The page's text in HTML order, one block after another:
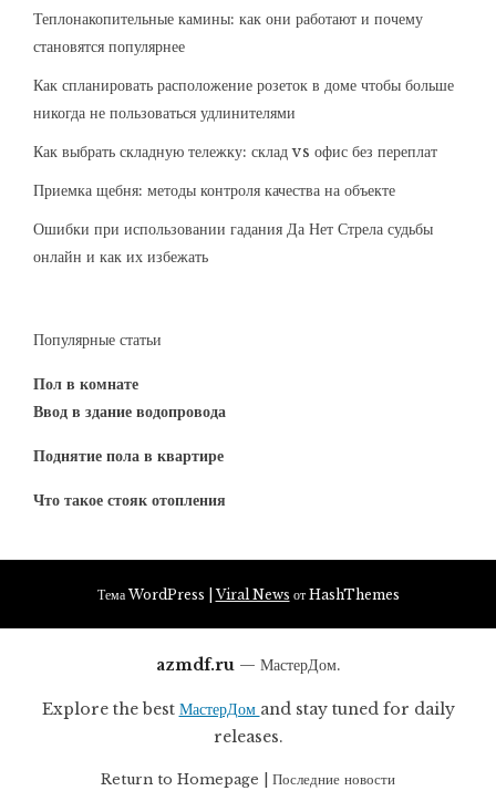
Теплонакопительные камины: как они работают и почему
становятся популярнее
Как спланировать расположение розеток в доме чтобы больше
никогда не пользоваться удлинителями
Как выбрать складную тележку: склад vs офис без переплат
Приемка щебня: методы контроля качества на объекте
Ошибки при использовании гадания Да Нет Стрела судьбы
онлайн и как их избежать
Популярные статьи
Пол в комнате
Ввод в здание водопровода
Поднятие пола в квартире
Что такое стояк отопления
Тема WordPress |Viral News от HashThemes
azmdf.ru — МастерДом.
Explore the best МастерДом and stay tuned for daily
releases.
Return to Homepage Последние новости